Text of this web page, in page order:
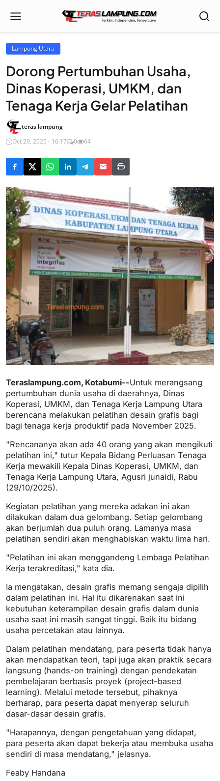
Lampung Utara
Dorong Pertumbuhan Usaha,
Dinas Koperasi, UMKM, dan
Tenaga Kerja Gelar Pelatihan
teras lampung
Oct 29, 2025 - 16:17
0 64
Teraslampung.com, Kotabumi--Untuk merangsang
pertumbuhan dunia usaha di daerahnya, Dinas
Koperasi, UMKM, dan Tenaga Kerja Lampung Utara
berencana melakukan pelatihan desain grafis bagi
bagi tenaga kerja produktif pada November 2025.
"Rencananya akan ada 40 orang yang akan mengikuti
pelatihan ini," tutur Kepala Bidang Perluasan Tenaga
Kerja mewakili Kepala Dinas Koperasi, UMKM, dan
Tenaga Kerja Lampung Utara, Agusri junaidi, Rabu
(29/10/2025).
Kegiatan pelatihan yang mereka adakan ini akan
dilakukan dalam dua gelombang. Setiap gelombang
akan berjumlah dua puluh orang. Lamanya masa
pelatihan sendiri akan menghabiskan waktu lima hari.
"Pelatihan ini akan menggandeng Lembaga Pelatihan
Kerja terakreditasi," kata dia.
Ia mengatakan, desain grafis memang sengaja dipilih
dalam pelatihan ini. Hal itu dikarenakan saat ini
kebutuhan keterampilan desain grafis dalam dunia
usaha saat ini masih sangat tinggi. Baik itu bidang
usaha percetakan atau lainnya.
Dalam pelatihan mendatang, para peserta tidak hanya
akan mendapatkan teori, tapi juga akan praktik secara
langsung (hands-on training) dengan pendekatan
pembelajaran berbasis proyek (project-based
learning). Melalui metode tersebut, pihaknya
berharap, para peserta dapat menyerap seluruh
dasar-dasar desain grafis.
"Harapannya, dengan pengetahuan yang didapat,
para peserta akan dapat bekerja atau membuka usaha
sendiri di masa mendatang," jelasnya.
Feaby Handana